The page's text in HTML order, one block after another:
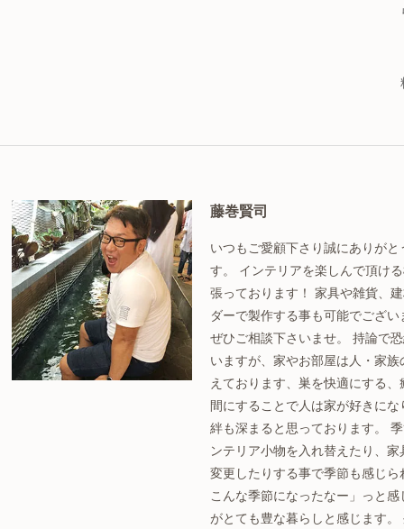
藤巻賢司
いつもご愛顧下さり誠にありがと
す。 インテリアを楽しんで頂け
張っております！ 家具や雑貨、
ダーで製作する事も可能でござ
ぜひご相談下さいませ。 持論で
いますが、家やお部屋は人・家族
えております、巣を快適にする
間にすることで人は家が好きにな
絆も深まると思っております。
ンテリア小物を入れ替えたり、
変更したりする事で季節も感じら
こんな季節になったなー」っと感
がとても豊な暮らしと感じます。